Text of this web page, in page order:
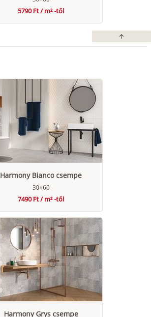
5790 Ft / m² -től
arrow_upward
Harmony Bianco csempe
30×60
7490 Ft / m² -től
Harmony Grys csempe